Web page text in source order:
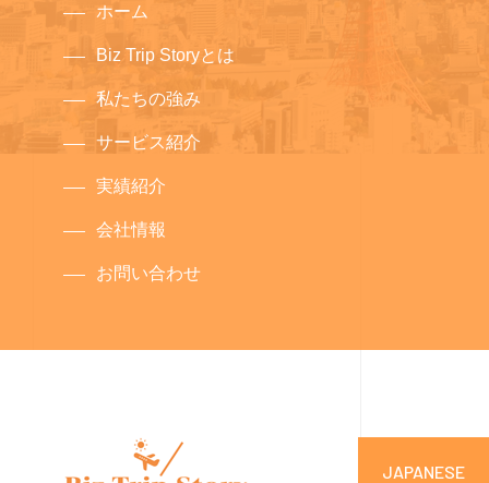
ホーム
Biz Trip Storyとは
私たちの強み
サービス紹介
実績紹介
会社情報
お問い合わせ
JAPANESE